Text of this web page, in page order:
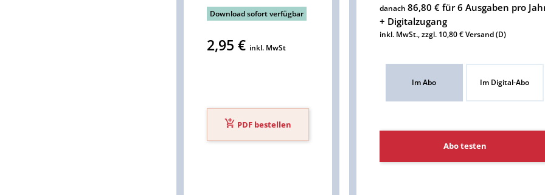
Download sofort verfügbar
2,95 € inkl. MwSt
PDF bestellen
danach 86,80 € für 6 Ausgaben pro
+ Digitalzugang
inkl. MwSt., zzgl. 10,80 € Versand (D)
Im Abo Im Digital-Abo
Abo testen